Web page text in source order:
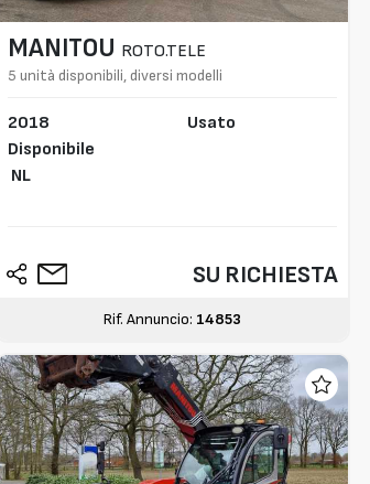
MANITOU ROTO.TELE
5 unità disponibili, diversi modelli
2018
Disponibile
NL
Usato
SU RICHIESTA
Rif. Annuncio: 14853